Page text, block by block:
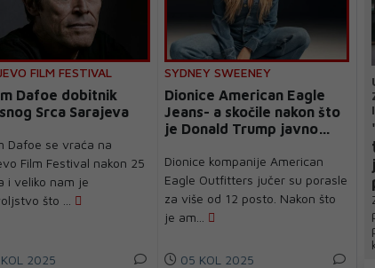
FILM FESTIVAL
Dafoe dobitnik
Srca Sarajeva
Dafoe se vraća na
Film Festival nakon 25
i veliko nam je
što ...
2025
SYDNEY SWEENEY
Dionice American Eagle
Jeans- a skočile nakon što
je Donald Trump javno
Dionice kompanije American
Eagle Outfitters jučer su porasle
za više od 12 posto. Nakon što
je am...
05 KOL 2025